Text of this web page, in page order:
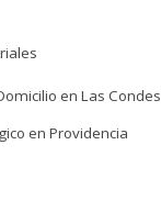
en Las Condes
en Providencia